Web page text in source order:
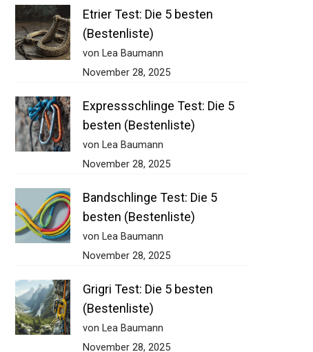
Etrier Test: Die 5 besten
(Bestenliste)
von Lea Baumann
November 28, 2025
Expressschlinge Test: Die 5
besten (Bestenliste)
von Lea Baumann
November 28, 2025
Bandschlinge Test: Die 5
besten (Bestenliste)
von Lea Baumann
November 28, 2025
Grigri Test: Die 5 besten
(Bestenliste)
von Lea Baumann
November 28, 2025